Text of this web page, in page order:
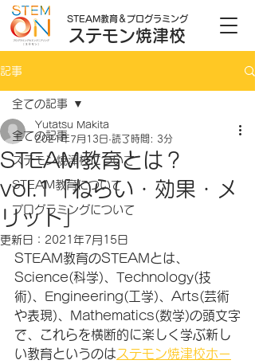
STEAM教育＆プログラミング
ステモン焼津校
記事
全ての記事
ステモン焼津校について
STEAM教育について
プログラミングについて
全ての記事
STEAM教育とは？
vol.1「ねらい・効果・メ
リット」
Yutatsu Makita
2021年7月13日 読了時間: 3分
更新日： 2021年7月15日
STEAM教育のSTEAMとは、
Science(科学)、Technology(技
術)、Engineering(工学)、Arts(芸術
や表現)、Mathematics(数学)の頭文字
で、これらを横断的に楽しく学ぶ新し
い教育というのはステモン焼津校ホー